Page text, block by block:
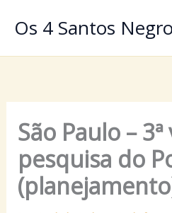
paraOs 4 Santos
São Paulo –
pesquisa do